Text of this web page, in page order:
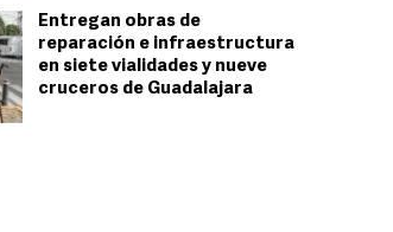
Entregan obras de
reparación e infraestructura
en siete vialidades y nueve
cruceros de Guadalajara